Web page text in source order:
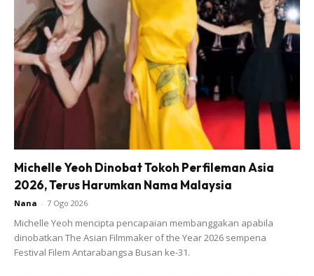
Glycemic Index (GI) atau Indeks Glisemik ini adalah ukuran
relatif bagaimana sesuatu jenis makanan yang
mengandungi karbohidrat itu memberi kesan kepada tahap
gula dalam darah.
Mudah je, hanya ingat —> Lebih tinggi nilai GI bermakna
lebih lebih pantas makanan tersebut diproses dalam badan
dan tahap gula akan mencanak naik dengan cepat.
Michelle Yeoh Dinobat Tokoh Perfileman Asia
2026, Terus Harumkan Nama Malaysia
Nana - 7 Ogo 2026
Michelle Yeoh mencipta pencapaian membanggakan apabila
dinobatkan The Asian Filmmaker of the Year 2026 sempena
Festival Filem Antarabangsa Busan ke-31.